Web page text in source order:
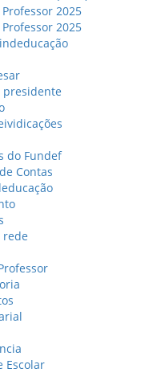
2025
2025
presidente
do Fundef
Contas
rede
Escolar